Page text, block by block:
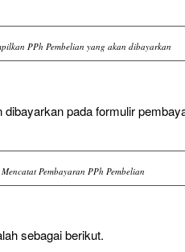
PPh Pembelian yang akan dibayarkan
pada formulir
Mencatat Pembayaran PPh Pembelian
sebagai berikut.